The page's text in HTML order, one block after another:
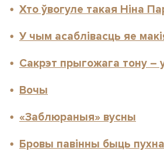
Хто ўвогуле такая Ніна
У чым асаблівасць яе
Сакрэт прыгожага тону –
Вочы
«Заблюраныя» вусны
Бровы павінны быць